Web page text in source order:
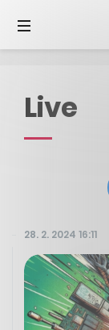
Live
28. 2. 2024 16:11